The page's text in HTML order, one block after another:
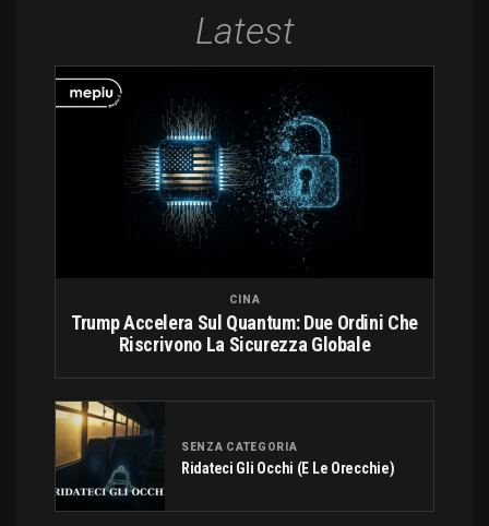
Latest
CINA
Trump Accelera Sul Quantum: Due Ordini Che
Riscrivono La Sicurezza Globale
SENZA CATEGORIA
Ridateci Gli Occhi (e Le Orecchie)